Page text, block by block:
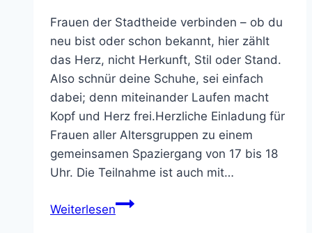
Frauen der Stadtheide verbinden – ob du
neu bist oder schon bekannt, hier zählt
das Herz, nicht Herkunft, Stil oder Stand.
Also schnür deine Schuhe, sei einfach
dabei; denn miteinander Laufen macht
Kopf und Herz frei.Herzliche Einladung für
Frauen aller Altersgruppen zu einem
gemeinsamen Spaziergang von 17 bis 18
Uhr. Die Teilnahme ist auch mit…
WeiterlesenREDEN